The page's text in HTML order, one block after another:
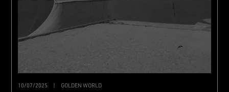
10/07/2025 | GOLDEN WORLD